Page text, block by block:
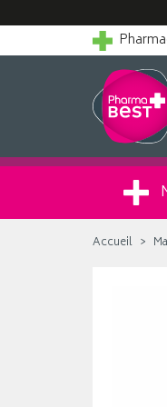
Accueil